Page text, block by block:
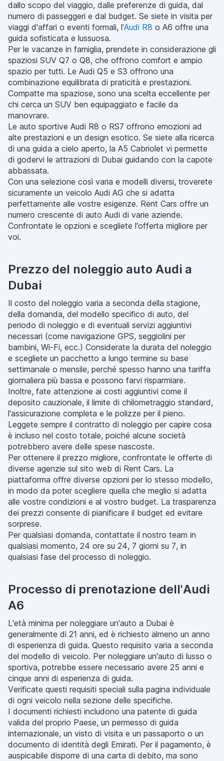
dallo scopo del viaggio, dalle preferenze di guida, dal
numero di passeggeri e dal budget. Se siete in visita per
viaggi d'affari o eventi formali, l'Audi R8 o A6 offre una
guida sofisticata e lussuosa.
Per le vacanze in famiglia, prendete in considerazione gli
spaziosi SUV Q7 o Q8, che offrono comfort e ampio
spazio per tutti. Le Audi Q5 e S3 offrono una
combinazione equilibrata di praticità e prestazioni.
Compatte ma spaziose, sono una scelta eccellente per
chi cerca un SUV ben equipaggiato e facile da
manovrare.
Le auto sportive Audi R8 o RS7 offrono emozioni ad
alte prestazioni e un design esotico. Se siete alla ricerca
di una guida a cielo aperto, la A5 Cabriolet vi permette
di godervi le attrazioni di Dubai guidando con la capote
abbassata.
Con una selezione così varia e modelli diversi, troverete
sicuramente un veicolo Audi AG che si adatta
perfettamente alle vostre esigenze. Rent Cars offre un
numero crescente di auto Audi di varie aziende.
Confrontate le opzioni e scegliete l'offerta migliore per
voi.
Prezzo del noleggio auto Audi a
Dubai
Il costo del noleggio varia a seconda della stagione,
della domanda, del modello specifico di auto, del
periodo di noleggio e di eventuali servizi aggiuntivi
necessari (come navigazione GPS, seggiolini per
bambini, Wi-Fi, ecc.) Considerate la durata del noleggio
e scegliete un pacchetto a lungo termine su base
settimanale o mensile, perché spesso hanno una tariffa
giornaliera più bassa e possono farvi risparmiare.
Inoltre, fate attenzione ai costi aggiuntivi come il
deposito cauzionale, il limite di chilometraggio standard,
l'assicurazione completa e le polizze per il pieno.
Leggete sempre il contratto di noleggio per capire cosa
è incluso nel costo totale, poiché alcune società
potrebbero avere delle spese nascoste.
Per ottenere il prezzo migliore, confrontate le offerte di
diverse agenzie sul sito web di Rent Cars. La
piattaforma offre diverse opzioni per lo stesso modello,
in modo da poter scegliere quella che meglio si adatta
alle vostre condizioni e al vostro budget. La trasparenza
dei prezzi consente di pianificare il budget ed evitare
sorprese.
Per qualsiasi domanda, contattate il nostro team in
qualsiasi momento, 24 ore su 24, 7 giorni su 7, in
qualsiasi fase del processo di noleggio.
Processo di prenotazione dell'Audi
A6
L'età minima per noleggiare un'auto a Dubai è
generalmente di 21 anni, ed è richiesto almeno un anno
di esperienza di guida. Questo requisito varia a seconda
del modello di veicolo. Per noleggiare un'auto di lusso o
sportiva, potrebbe essere necessario avere 25 anni e
cinque anni di esperienza di guida.
Verificate questi requisiti speciali sulla pagina individuale
di ogni veicolo nella sezione delle specifiche.
I documenti richiesti includono una patente di guida
valida del proprio Paese, un permesso di guida
internazionale, un visto di visita e un passaporto o un
documento di identità degli Emirati. Per il pagamento, è
auspicabile disporre di una carta di debito, ma sono